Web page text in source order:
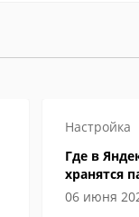
Настройка
Где в
хранятся
06 июня